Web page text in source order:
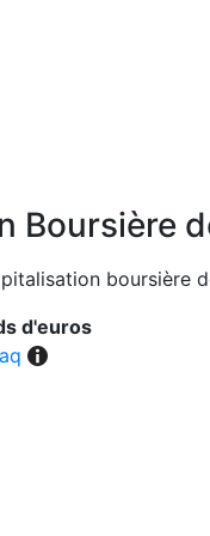
Boursière
boursière
d'euros